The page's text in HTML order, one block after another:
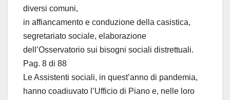
diversi comuni,
in affiancamento e conduzione della casistica,
segretariato sociale, elaborazione
dell’Osservatorio sui bisogni sociali distrettuali.
Pag. 8 di 88
Le Assistenti sociali, in quest’anno di pandemia,
hanno coadiuvato l’Ufficio di Piano e, nelle loro